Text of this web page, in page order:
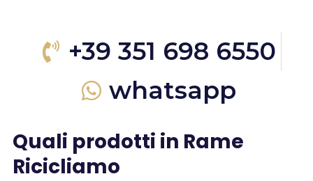
+39 351 698 6550
whatsapp
Quali prodotti in Rame
Ricicliamo